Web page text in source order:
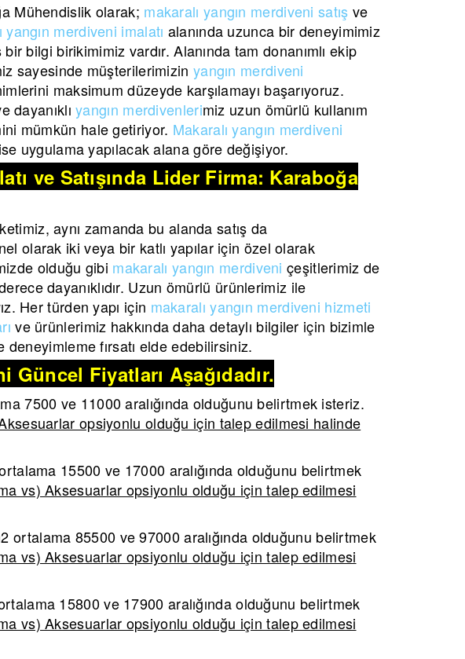
Mühendislik olarak; makaralı yangın merdiveni satış ve
yangın merdiveni imalatı alanında uzunca bir deneyimimiz
bilgi birikimimiz vardır. Alanında tam donanımlı ekip
sayesinde müşterilerimizin yangın merdiveni
maksimum düzeyde karşılamayı başarıyoruz.
dayanıklıyangın merdivenlerimiz uzun ömürlü kullanım
mümkün hale getiriyor. Makaralı yangın merdiveni
ise uygulama yapılacak alana göre değişiyor.
ve Satışında Lider Firma: Karaboğa
aynı zamanda bu alanda satış da
olarak iki veya bir katlı yapılar için özel olarak
olduğu gibi makaralı yangın merdiveni çeşitlerimiz de
dayanıklıdır. Uzun ömürlü ürünlerimiz ile
Her türden yapı için makaralı yangın merdiveni hizmeti
ve ürünlerimiz hakkında daha detaylı bilgiler için bizimle
fırsatı elde edebilirsiniz.
Güncel Fiyatları Aşağıdadır.
7500 ve 11000 aralığında olduğunu belirtmek isteriz.
opsiyonlu olduğu için talep edilmesi halinde
15500 ve 17000 aralığında olduğunu belirtmek
vs) Aksesuarlar opsiyonlu olduğu için talep edilmesi
ortalama 85500 ve 97000 aralığında olduğunu belirtmek
vs) Aksesuarlar opsiyonlu olduğu için talep edilmesi
15800 ve 17900 aralığında olduğunu belirtmek
vs) Aksesuarlar opsiyonlu olduğu için talep edilmesi